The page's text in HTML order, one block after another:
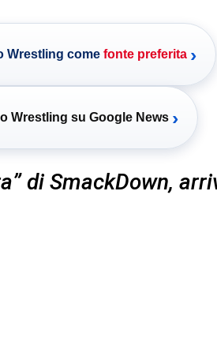
Wrestling come fonte preferita ›
Wrestling su Google News ›
di SmackDown,